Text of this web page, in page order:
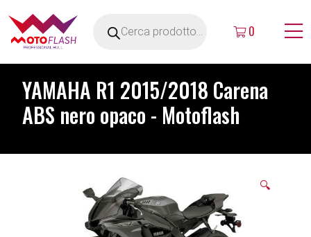
0
YAMAHA R1 2015/2018 Carena
ABS nero opaco - Motoflash
🔍